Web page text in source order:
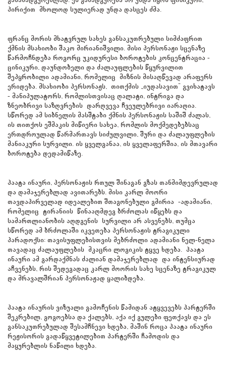
პირიქით მხოლოდ სულიერად უნდა დასცეს ძმა.
ფრანც მორის მხატვრულ სახეს განსაკუთრებული სიმძაფრით
ქმნის მსახიობი შაკო მირიანიშვილი. მისი პერსონაჟი სცენაზე
წარმოჩნდება როგორც უკიდურესი ბოროტების კონცენტრაცია -
ცინიკური, დაუნდობელი და ძალაუფლების წყურვილით
შეპყრობილი ადამიანი, რომელიც მიზნის მისაღწევად არაფერს
ერიდება. მსახიობი პერსონაჟს, თითქმის „იუდასავით“ გვიხატავს
- მანიპულატორს, რომლისთვისაც ღალატი, ინტრიგა და
ზნეობრივი საზღვრების დარღვევა ჩვეულებრივი იარაღია.
სწორედ ამ სიბნელის მასშტაბი ქმნის პერსონაჟის საშიშ ძალას,
ის თითქოს ეშმაკის მიწიერი სახეა, რომლის მოქმედებებსაც
ერთდროულად წარმართავს სიძულვილი, შური და ძალაუფლების
მანიაკური სურვილი. ის ყველგანაა, ის ყველაფერშია, ის მთავარი
ბოროტება დედამიწაზე.
პაატა ინაური, პერსონაჟის რთულ შინაგან გზას თანმიმდევრულად
და დამაჯერებლად ავითარებს. მისი კარლ მოორი
თავდაპირველად იდეალებით შთაგონებული გმირია -ადამიანი,
რომელიც ტირანიის წინააღმდეგ ბრძოლას იწყებს და
სამართლიანობის აღდგენის სურვილი არ ასვენებს, თუმცა
სწორედ ამ ბრძოლაში იკვეთება პერსონაჟის ტრაგიკული
პარადოქსი: თავისუფლებისთვის მებრძოლი ადამიანი ნელ-ნელა
თავადაც ძალაუფლების მკაცრი ლოგიკის ტყვე ხდება. პაატა
ინაური ამ გარდაქმნას ძალიან დამაჯერებლად და ინტენსიურად
აჩვენებს, რის შედეგადაც კარლ მოორის სახე სცენაზე ტრაგიკულ
და მრავალშრიან პერსონაჟად ყალიბდება.
პაატა ინაურის ვიზუალი გამოჩენის წამიდან ატყვევებს პარტერში
შეკრებილ, გოგოებსა და ქალებს, აქა იქ გულები ფეთქავს და ეს
განსაკუთრებულად შესამჩნევი ხდება, მაშინ როცა პაატა ინაური
რეჟისორის გადაწყვეტილებით პარტერში ჩამოდის და
მაყურებლის ნაწილი ხდება.